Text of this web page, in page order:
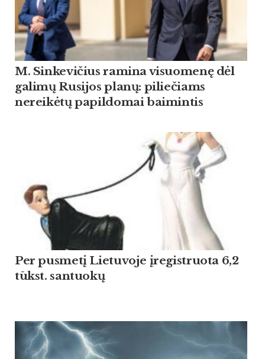
M. Sinkevičius ramina visuomenę dėl
galimų Rusijos planų: piliečiams
nereikėtų papildomai baimintis
Per pusmetį Lietuvoje įregistruota 6,2
tūkst. santuokų